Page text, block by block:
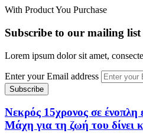
With Product You Purchase
Subscribe to our mailing list
Lorem ipsum dolor sit amet,
Enter your Email address
Νεκρός 15χρονος σε ένοπλη
Μάχη για τη ζωή του δίνει